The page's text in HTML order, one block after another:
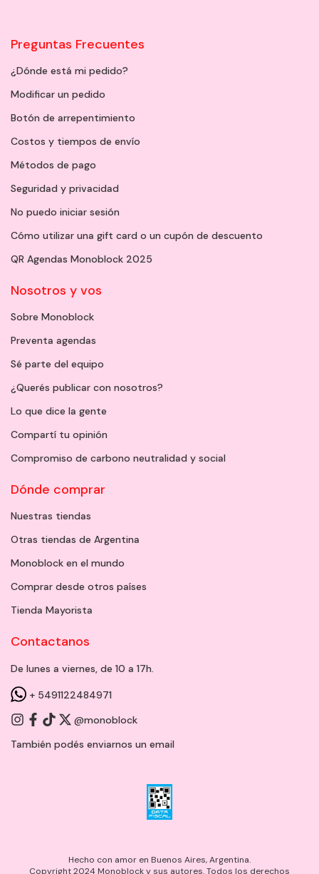
Preguntas Frecuentes
¿Dónde está mi pedido?
Modificar un pedido
Botón de arrepentimiento
Costos y tiempos de envío
Métodos de pago
Seguridad y privacidad
No puedo iniciar sesión
Cómo utilizar una gift card o un cupón de descuento
QR Agendas Monoblock 2025
Nosotros y vos
Sobre Monoblock
Preventa agendas
Sé parte del equipo
¿Querés publicar con nosotros?
Lo que dice la gente
Compartí tu opinión
Compromiso de carbono neutralidad y social
Dónde comprar
Nuestras tiendas
Otras tiendas de Argentina
Monoblock en el mundo
Comprar desde otros países
Tienda Mayorista
Contactanos
De lunes a viernes, de 10 a 17h.
+ 5491122484971
@monoblock
También podés enviarnos un email
Hecho con amor en Buenos Aires, Argentina.
Copyright 2024 Monoblock y sus autores. Todos los derechos